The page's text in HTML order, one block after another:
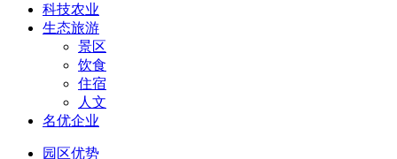
科技农业
生态旅游
景区
饮食
住宿
人文
名优企业
园区优势